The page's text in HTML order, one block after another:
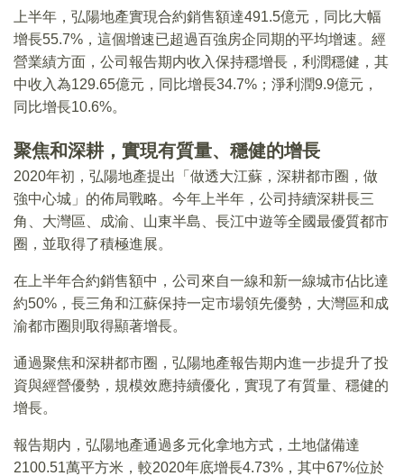
上半年，弘陽地產實現合約銷售額達491.5億元，同比大幅
增長55.7%，這個增速已超過百強房企同期的平均增速。經
營業績方面，公司報告期内收入保持穩增長，利潤穩健，其
中收入為129.65億元，同比增長34.7%；淨利潤9.9億元，
同比增長10.6%。
聚焦和深耕，實現有質量、穩健的增長
2020年初，弘陽地產提出「做透大江蘇，深耕都市圈，做
強中心城」的佈局戰略。今年上半年，公司持續深耕長三
角、大灣區、成渝、山東半島、長江中遊等全國最優質都市
圈，並取得了積極進展。
在上半年合約銷售額中，公司來自一線和新一線城市佔比達
約50%，長三角和江蘇保持一定市場領先優勢，大灣區和成
渝都市圈則取得顯著增長。
通過聚焦和深耕都市圈，弘陽地產報告期内進一步提升了投
資與經營優勢，規模效應持續優化，實現了有質量、穩健的
增長。
報告期内，弘陽地產通過多元化拿地方式，土地儲備達
2100.51萬平方米，較2020年底增長4.73%，其中67%位於